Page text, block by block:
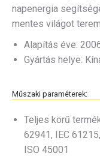
napenergia
mentes világot
Alapítás éve:
Gyártás helye:
Műszaki paraméterek:
Teljes körű
62941, IEC
ISO 45001